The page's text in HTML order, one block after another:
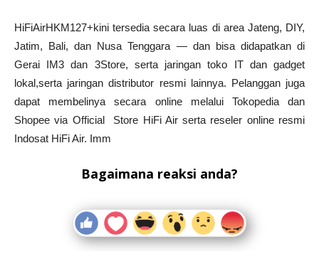
HiFiAirHKM127+kini tersedia secara luas di area Jateng, DIY,
Jatim, Bali, dan Nusa Tenggara — dan bisa didapatkan di
Gerai IM3 dan 3Store, serta jaringan toko IT dan gadget
lokal,serta jaringan distributor resmi lainnya. Pelanggan juga
dapat membelinya secara online melalui Tokopedia dan
Shopee via Official Store HiFi Air serta reseler online resmi
Indosat HiFi Air. Imm
Bagaimana reaksi anda?